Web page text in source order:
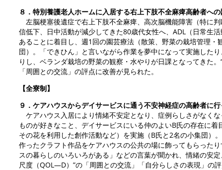
８．特別養護老人ホームに入居する右上下肢不全麻痺高齢者へ
左脳梗塞後遺症で右上下肢不全麻痺、高次脳機能障害（特に
信低下、日中活動が減少してきた80歳代女性へ、ADL（日常生
あることに着目し、週1回の園芸療法（散策、野菜の栽培管理
団）。「できひん」と言いながら作業を夢中になって実施した
りし、ベランダ栽培の野菜の観察・水やりが日課となってきた
「周囲との交流」の評点に改善が見られた。
【全寮制】
９．ケアハウスからデイサービスに通う不安神経症の高齢者に
ケアハウス入居により情緒不安定となり、症例らしさがなく
ものが好きなこと、デイサービスにいる仲のよいB氏の存在に
その花を利用した創作活動など）を実施（B氏と2名の小集団）
作ったクラフト作品をケアハウスの公共の場に飾ってもらった
スの暮らしのいろいろがある」などの言葉が聞かれ、情緒の安
尺度（QOL―D）”の「周囲との交流」「自分らしさの表現」の評